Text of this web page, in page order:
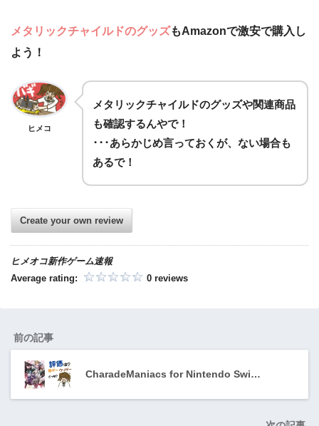
メタリックチャイルドのグッズもAmazonで激安で購入し
よう！
ヒメコ
メタリックチャイルドのグッズや関連商品
も確認するんやで！
･･･あらかじめ言っておくが、ない場合も
あるで！
Create your own review
ヒメオコ新作ゲーム速報
Average rating:
0 reviews
前の記事
CharadeManiacs for Nintendo Swi…